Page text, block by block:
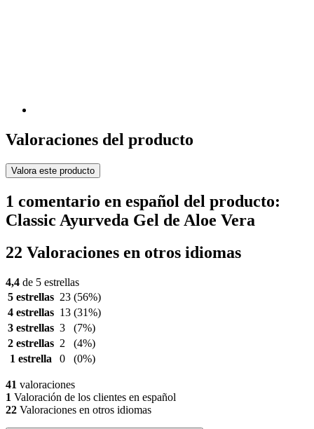
Valoraciones del producto
Valora este producto
1 comentario en español del producto:
Classic Ayurveda Gel de Aloe Vera
22 Valoraciones en otros idiomas
4,4 de 5 estrellas
5 estrellas 23 (56%)
4 estrellas 13 (31%)
3 estrellas 3
(7%)
2 estrellas 2
(4%)
1 estrella
0 (0%)
41 valoraciones
1 Valoración de los clientes en español
22 Valoraciones en otros idiomas